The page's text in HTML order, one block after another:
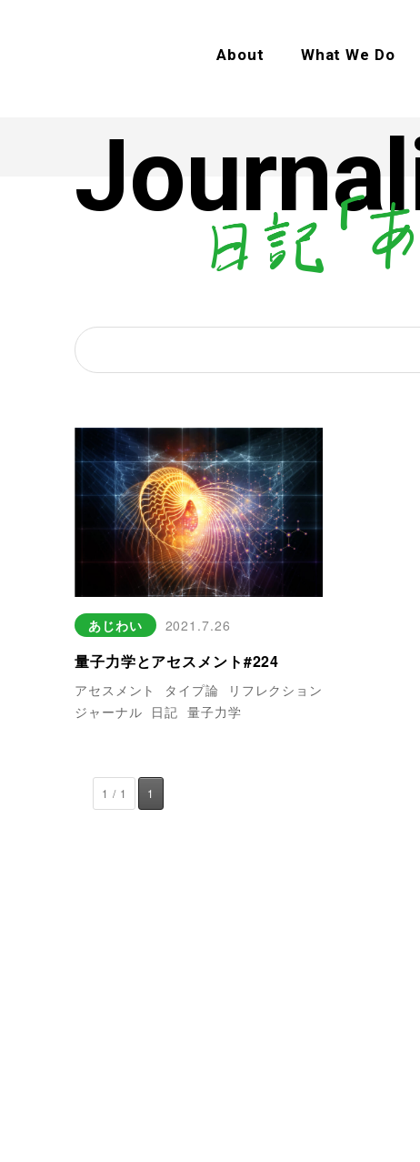
About What We Do
あじわい 2021.7.26
量子力学とアセスメント#224
アセスメント タイプ論
リフレクション
ジャーナル 日記 量子力学
1 / 1 1